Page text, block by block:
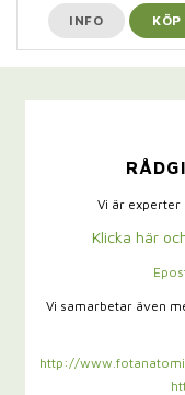
INFO KÖP
Vi är experter
Klicka här
Vi samarbetar även
http://